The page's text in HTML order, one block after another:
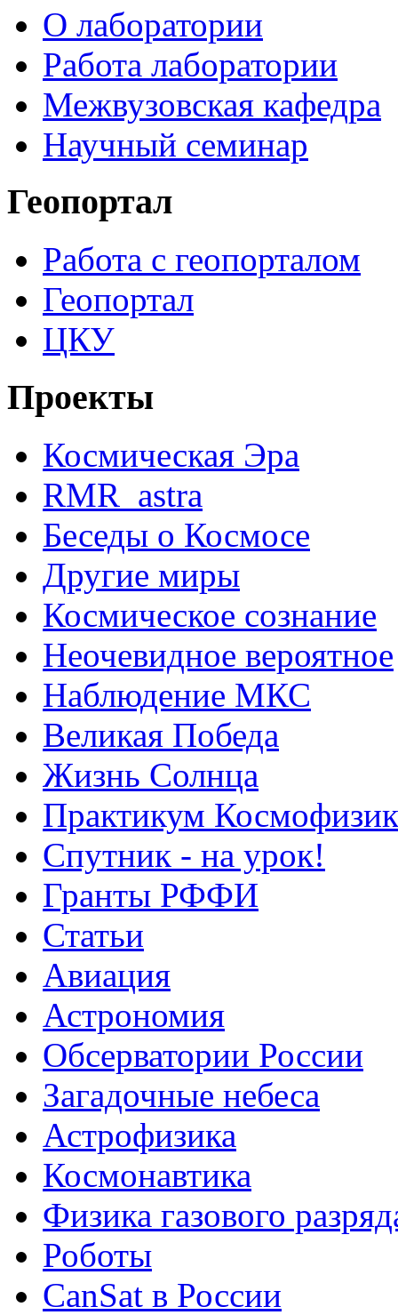
О лаборатории
Работа лаборатории
Межвузовская кафедра
Научный семинар
Геопортал
Работа с геопорталом
Геопортал
ЦКУ
Проекты
Космическая Эра
RMR_astra
Беседы о Космосе
Другие миры
Космическое сознание
Неочевидное вероятное
Наблюдение МКС
Великая Победа
Жизнь Солнца
Практикум
Спутник - на урок!
Гранты РФФИ
Статьи
Авиация
Астрономия
Обсерватории России
Загадочные небеса
Астрофизика
Космонавтика
Физика газового
Роботы
CanSat в России